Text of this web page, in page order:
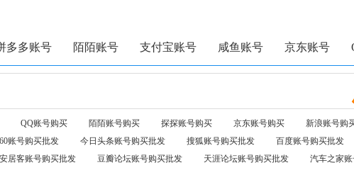
多多账号 陌陌账号 支付宝账号 咸鱼账号 京东账号
QQ账号购买 陌陌账号购买 探探账号购买 京东账号购买 新浪账号购
账号购买批发 今日头条账号购买批发 搜狐账号购买批发
百度账号购买批发
安居客账号购买批发 豆瓣论坛账号购买批发 天涯论坛账号购买批发
汽车之家